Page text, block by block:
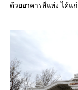
ด้วยอาคารสี่แห่ง ได้แ